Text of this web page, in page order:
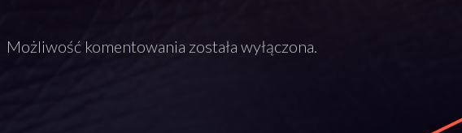
Możliwość komentowania została wyłączona.